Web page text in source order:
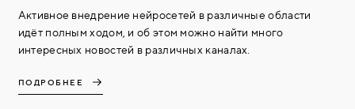
Активное внедрение нейросетей в различные области
идёт полным ходом, и об этом можно найти много
интересных новостей в различных каналах.
ПОДРОБНЕЕ